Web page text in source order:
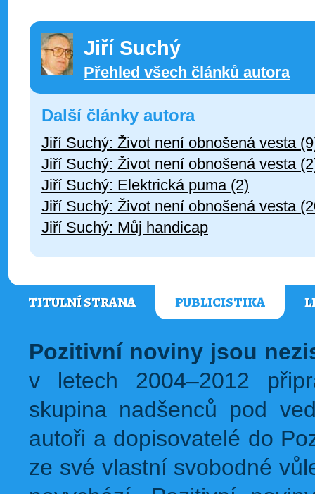
Jiří Suchý
Přehled všech článků autora
Další články autora
Jiří Suchý: Život není obnošená vesta
Jiří Suchý: Život není obnošená vesta
Jiří Suchý: Elektrická puma (2)
Jiří Suchý: Život není obnošená vesta
Jiří Suchý: Můj handicap
TITULNÍ STRANA PUBLICISTIKA
Pozitivní noviny jsou
v letech 2004–2012
skupina nadšenců pod
autoři a dopisovatelé do
ze své vlastní svobodné